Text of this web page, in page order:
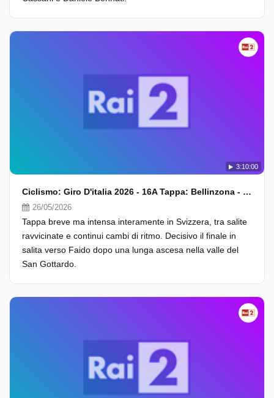
3:10:00
Ciclismo: Giro D'italia 2026 - 16A Tappa: Bellinzona - Carì (Fasi Finali)
26/05/2026
Tappa breve ma intensa interamente in Svizzera, tra salite
ravvicinate e continui cambi di ritmo. Decisivo il finale in
salita verso Faido dopo una lunga ascesa nella valle del
San Gottardo.